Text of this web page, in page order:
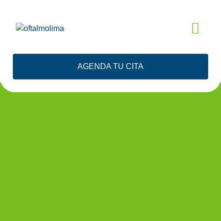
AGENDA TU CITA
EVALUACIÓN
GRATIS